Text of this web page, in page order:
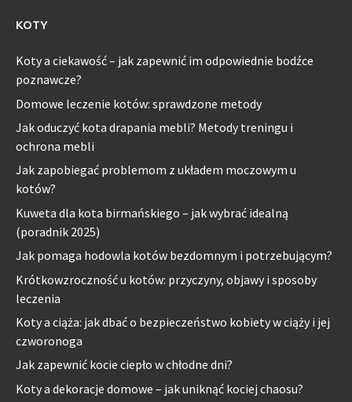
KOTY
Koty a ciekawość – jak zapewnić im odpowiednie bodźce
poznawcze?
Domowe leczenie kotów: sprawdzone metody
Jak oduczyć kota drapania mebli? Metody treningu i
ochrona mebli
Jak zapobiegać problemom z układem moczowym u
kotów?
Kuweta dla kota birmańskiego – jak wybrać idealną
(poradnik 2025)
Jak pomaga hodowla kotów bezdomnym i potrzebującym?
Krótkowzroczność u kotów: przyczyny, objawy i sposoby
leczenia
Koty a ciąża: jak dbać o bezpieczeństwo kobiety w ciąży i jej
czworonoga
Jak zapewnić kocie ciepło w chłodne dni?
Koty a dekoracje domowe – jak uniknąć kociej chaosu?